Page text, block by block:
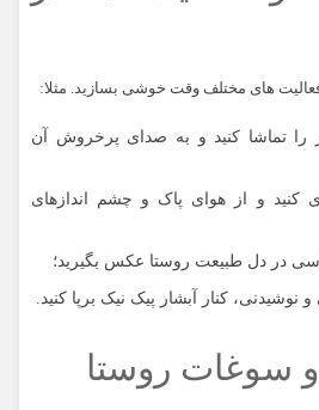
های مختلف وقت خوشی بسازید. مثلا:
را تماشا کنید و به صدای پرخروش آن
کنید و از هوای پاک و چشم اندازهای
در دل طبیعت روستا عکس بگیرید؛
نوشیدنی، کنار آبشار پیک نیک برپا کنید.
سوغات روستا